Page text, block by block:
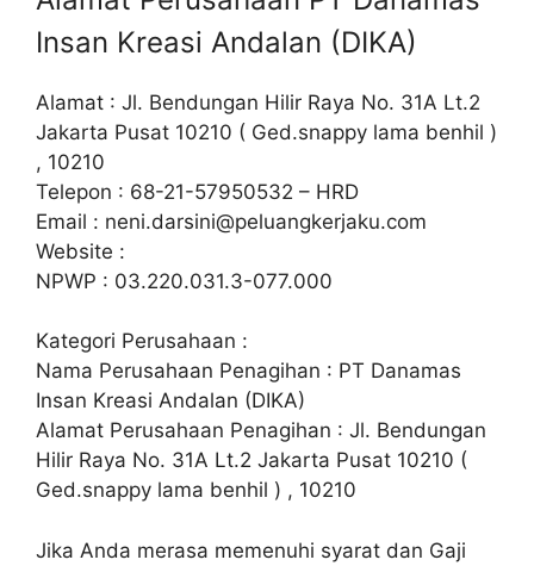
Insan Kreasi Andalan (DIKA)
Alamat : Jl. Bendungan Hilir Raya No. 31A Lt.2
Jakarta Pusat 10210 ( Ged.snappy lama benhil )
, 10210
Telepon : 68-21-57950532 – HRD
Email : neni.darsini@peluangkerjaku.com
Website :
NPWP : 03.220.031.3-077.000
Kategori Perusahaan :
Nama Perusahaan Penagihan : PT Danamas
Insan Kreasi Andalan (DIKA)
Alamat Perusahaan Penagihan : Jl. Bendungan
Hilir Raya No. 31A Lt.2 Jakarta Pusat 10210 (
Ged.snappy lama benhil ) , 10210
Jika Anda merasa memenuhi syarat dan Gaji